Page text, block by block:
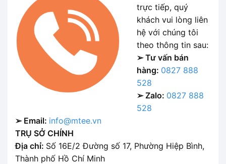
trực tiếp, quý
khách vui lòng liên
hệ với chúng tôi
theo thông tin sau:
➢ Tư vấn bán
hàng: 0827 888
528
➢ Zalo: 0827 888
528
➢ Email: info@mtee.vn
TRỤ SỞ CHÍNH
Địa chỉ: Số 16E/2 Đường số 17, Phường Hiệp Bình,
Thành phố Hồ Chí Minh